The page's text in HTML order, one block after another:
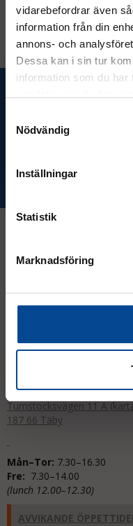
vidarebefordrar även
information från din
annons- och
Dessa kan i sin tur
information som du har
Nödvändig
Inställningar
Statistik
Marknadsföring
15 937,50 kr
Kontakt
Tumstocksvägen 11 A (
187 66 Täby
Mån–Tor: 7.30–16.30
Fre: 7.30–14.00
(lunch 12.00–12.30)
AVVIKANDE